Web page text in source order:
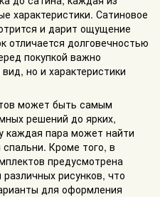
характеристики. Сатиновое
и дарит ощущение
отличается долговечностью
покупкой важно
но и характеристики
может быть самым
решений до ярких,
каждая пара может найти
Кроме того, в
предусмотрена
рисунков, что
для оформления